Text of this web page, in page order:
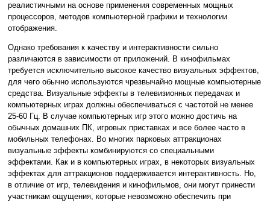
реалистичными на основе применения современных мощных
процессоров, методов компьютерной графики и технологии
отображения.
Однако требования к качеству и интерактивности сильно
различаются в зависимости от приложений. В кинофильмах
требуется исключительно высокое качество визуальных эффектов,
для чего обычно используются чрезвычайно мощные компьютерные
средства. Визуальные эффекты в телевизионных передачах и
компьютерных играх должны обеспечиваться с частотой не менее
25-60 Гц. В случае компьютерных игр этого можно достичь на
обычных домашних ПК, игровых приставках и все более часто в
мобильных телефонах. Во многих парковых аттракционах
визуальные эффекты комбинируются со специальными
эффектами. Как и в компьютерных играх, в некоторых визуальных
эффектах для аттракционов поддерживается интерактивность. Но,
в отличие от игр, телевидения и кинофильмов, они могут принести
участникам ощущения, которые невозможно обеспечить при